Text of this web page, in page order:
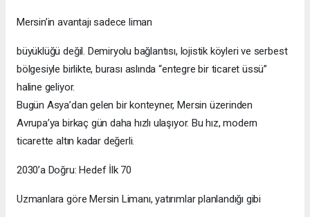
Mersin’in avantajı sadece liman
büyüklüğü değil. Demiryolu bağlantısı, lojistik köyleri ve serbest
bölgesiyle birlikte, burası aslında “entegre bir ticaret üssü”
haline geliyor.
Bugün Asya’dan gelen bir konteyner, Mersin üzerinden
Avrupa’ya birkaç gün daha hızlı ulaşıyor. Bu hız, modern
ticarette altın kadar değerli.
2030’a Doğru: Hedef İlk 70
Uzmanlara göre Mersin Limanı, yatırımlar planlandığı gibi